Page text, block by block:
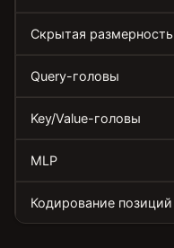
Скрытая размерность
Query-головы
Key/Value-головы
MLP
Кодирование позиций